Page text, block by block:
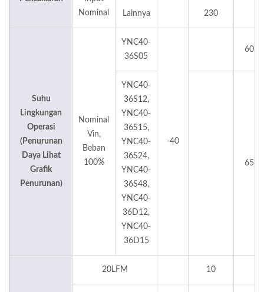
Nominal
Lainnya 230
Suhu
Lingkungan
Operasi
(Penurunan
Daya Lihat
Grafik
Penurunan)
Nominal
Vin,
Beban
100%
YNC40-
36S05
-40
60
YNC40-
36S12,
YNC40-
36S15,
YNC40-
36S24,
YNC40-
36S48,
YNC40-
36D12,
YNC40-
36D15
65
20LFM 10